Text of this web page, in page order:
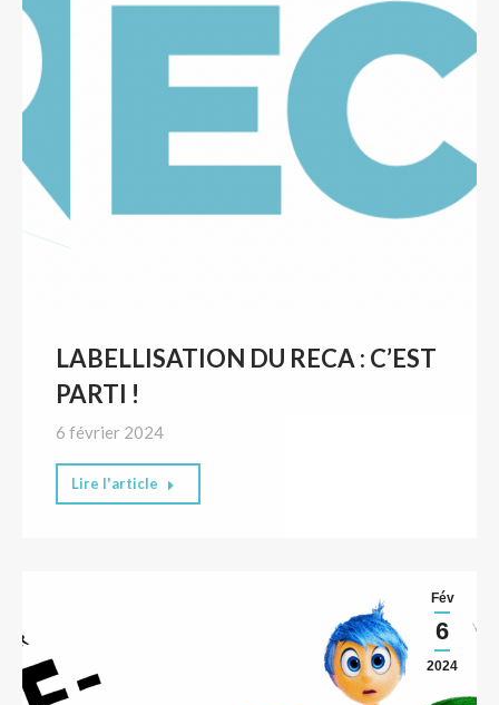
LABELLISATION DU RECA : C’EST
PARTI !
6 février 2024
Lire l'article
Fév
6
2024